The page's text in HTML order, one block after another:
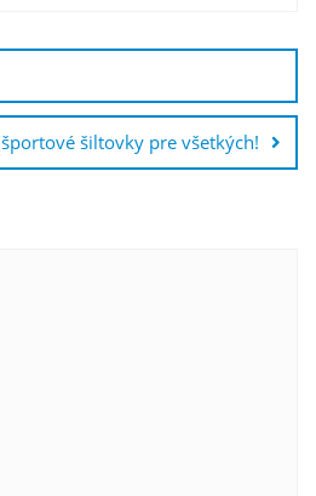
športové šiltovky pre všetkých!